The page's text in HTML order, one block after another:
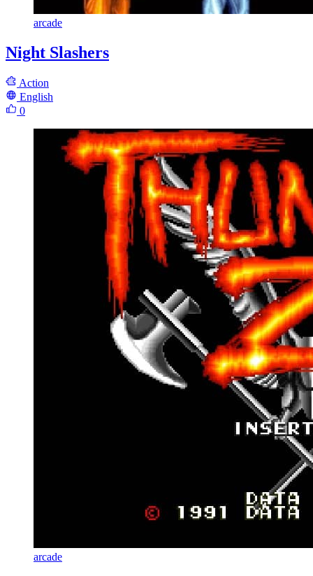
arcade
Night Slashers
Action
English
0
arcade